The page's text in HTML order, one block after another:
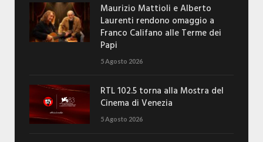
Maurizio Mattioli e Alberto
Laurenti rendono omaggio a
Franco Califano alle Terme dei
Papi
5 Agosto 2026
RTL 102.5 torna alla Mostra del
Cinema di Venezia
5 Agosto 2026